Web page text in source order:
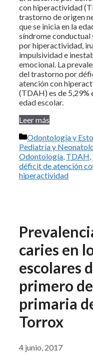
con hiperactividad
trastorno de origen
que se inicia en la
síndrome conductual
por hiperactividad,
impulsividad e
emocional. La
del trastorno por
atención con
(TDAH) es de 5,29%
edad escolar.
Leer más
Categorías
Odontología y
Pediatría y
Odontología TDAH
déficit de atención
hiperactividad
caries en
escolares
primero de
primaria
Torrox
4 junio, 2017